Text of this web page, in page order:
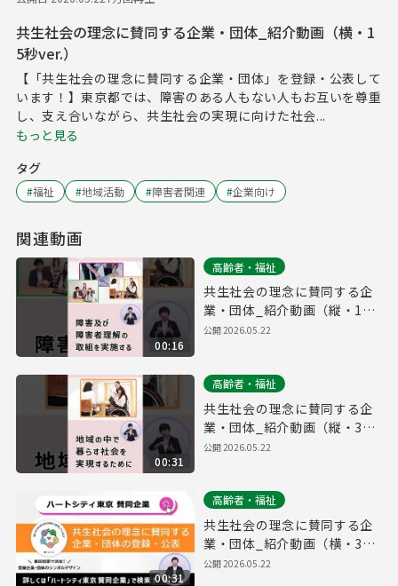
共生社会の理念に賛同する企業・団体_紹介動画（横・1
5秒ver.）
【「共生社会の理念に賛同する企業・団体」を登録・公表して
います！】東京都では、障害のある人もない人もお互いを尊重
し、支え合いながら、共生社会の実現に向けた社会...
もっと見る
タグ
#福祉 #地域活動 #障害者関連 #企業向け
関連動画
00:16
高齢者・福祉
共生社会の理念に賛同する企
業・団体_紹介動画（縦・15
秒ver.）
公開2026.05.22
00:31
高齢者・福祉
共生社会の理念に賛同する企
業・団体_紹介動画（縦・30
秒ver.）
公開2026.05.22
00:31
高齢者・福祉
共生社会の理念に賛同する企
業・団体_紹介動画（横・30
秒ver.）
公開2026.05.22